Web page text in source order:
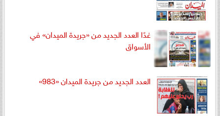
غدًا العدد الجديد من «جريدة الميدان» في
الأسواق
العدد الجديد من جريدة الميدان «983»